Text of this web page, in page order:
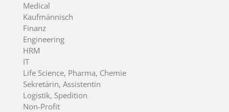
Medical
Kaufmännisch
Finanz
Engineering
HRM
IT
Life Science, Pharma, Chemie
Sekretärin, Assistentin
Logistik, Spedition
Non-Profit